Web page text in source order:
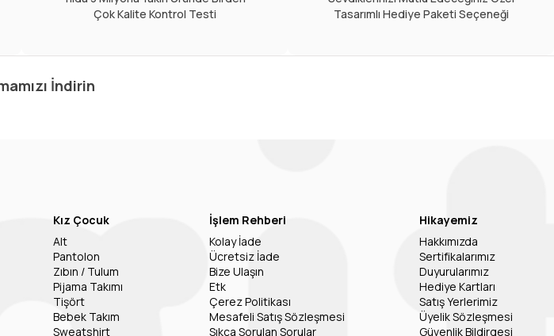
Çok Kalite Kontrol Testi
Tasarımlı Hediye Paketi Seçeneği
İndirin
Kız Çocuk
Alt
Pantolon
Zıbın / Tulum
Pijama Takımı
Tişört
Bebek Takım
Sweatshirt
İşlem Rehberi
Kolay İade
Ücretsiz İade
Bize Ulaşın
Etk
Çerez Politikası
Mesafeli Satış Sözleşmesi
Sıkça Sorulan Sorular
Hikayemiz
Hakkımızda
Sertifikalarımız
Duyurularımız
Hediye Kartları
Satış Yerlerimiz
Üyelik Sözleşmesi
Güvenlik Bildirgesi